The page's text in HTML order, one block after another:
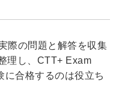
際の問題と解答を収集
理し、CTT+ Exam
合格するのは役立ち